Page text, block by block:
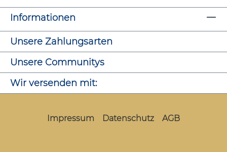
Informationen
Unsere Zahlungsarten
Unsere Communitys
Wir versenden mit:
Impressum Datenschutz AGB